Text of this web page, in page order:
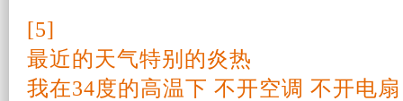
[5]
最近的天气特别的炎热
我在34度的高温下 不开空调 不开电扇